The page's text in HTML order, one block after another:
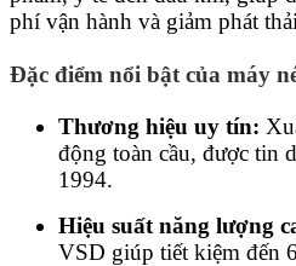
phí vận hành và giảm phát
Đặc điểm nổi bật của máy
Thương hiệu uy tín:
động toàn cầu, được tin
1994.
Hiệu suất năng lượng
VSD giúp tiết kiệm đến